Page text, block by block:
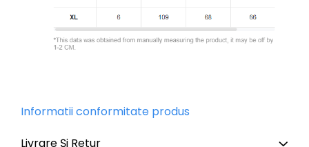
Informatii conformitate produs
Livrare Și Retur